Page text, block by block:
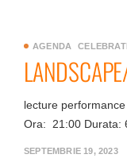
AGENDA
lecture
Ora: 21:00 Durata:
SEPTEMBRIE 19, 2023